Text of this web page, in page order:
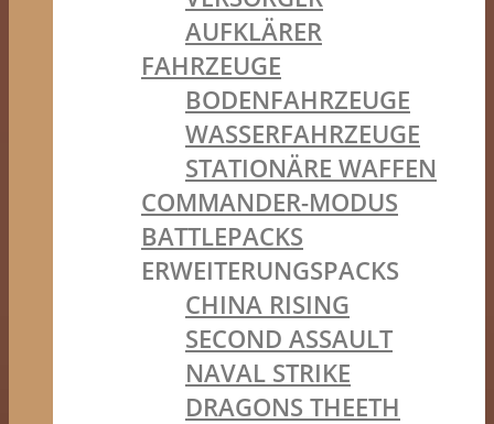
AUFKLÄRER
FAHRZEUGE
BODENFAHRZEUGE
WASSERFAHRZEUGE
STATIONÄRE WAFFEN
COMMANDER-MODUS
BATTLEPACKS
ERWEITERUNGSPACKS
CHINA RISING
SECOND ASSAULT
NAVAL STRIKE
DRAGONS THEETH